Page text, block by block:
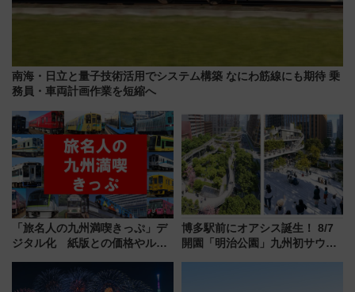
南海・日立と量子技術活用でシステム構築 なにわ筋線にも期待 乗
務員・車両計画作業を短縮へ
「旅名人の九州満喫きっぷ」デ
ジタル化 紙版との価格やルー
博多駅前にオアシス誕生！ 8/7
開園「明治公園」九州初サウナ